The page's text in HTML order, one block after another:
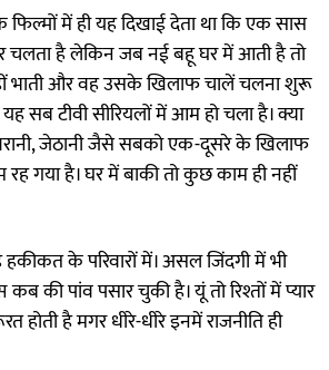
फिल्मों में ही यह दिखाई देता था कि एक सास
चलता है लेकिन जब नई बहू घर में आती है तो
भाती और वह उसके खिलाफ चालें चलना शुरू
सब टीवी सीरियलों में आम हो चला है। क्या
जेठानी जैसे सबको एक-दूसरे के खिलाफ
रह गया है। घर में बाकी तो कुछ काम ही नहीं
के परिवारों में। असल जिंदगी में भी
कब की पांव पसार चुकी है। यूं तो रिश्तों में प्यार
है मगर धीरे-धीरे इनमें राजनीति ही